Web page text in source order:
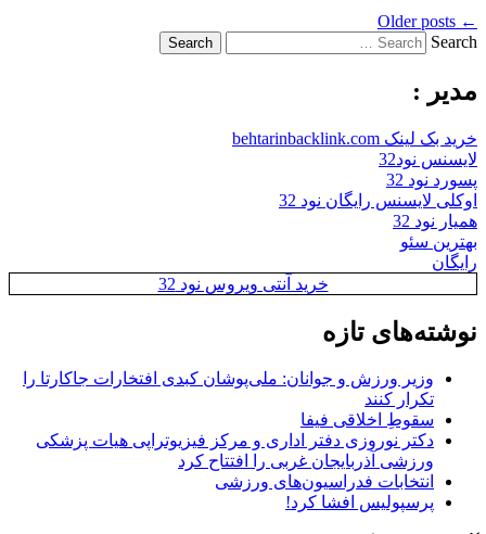
←
Search
مدیر :
خرید بک لینک behtarinbacklink.com
لایسنس نود32
پسورد نود 32
اوکلی لایسنس رایگان نود 32
همیار نود 32
بهترین سئو
رایگان
خرید آنتی ویروس نود 32
نوشته‌های تازه
وزیر ورزش و جوانان: ملی‌پوشان کبدی افتخارات جاکارتا را
تکرار کنند
سقوطِ اخلاقی فیفا
دکتر نوروزی دفتر اداری و مرکز فیزیوتراپی هیات پزشکی
ورزشی آذربایجان غربی را افتتاح کرد
انتخابات فدراسیون‌های ورزشی
پرسپولیس افشا کرد!